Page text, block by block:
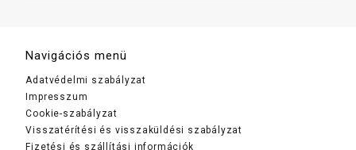
Navigációs menü
Adatvédelmi szabályzat
Impresszum
Cookie-szabályzat
Visszatérítési és visszaküldési szabályzat
Fizetési és szállítási információk